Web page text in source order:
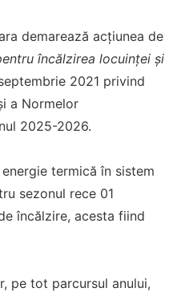
demarează acțiunea de
încălzirea locuinței și
2021 privind
a Normelor
2025-2026.
termică în sistem
sezonul rece 01
încălzire, acesta fiind
pe tot parcursul anului,